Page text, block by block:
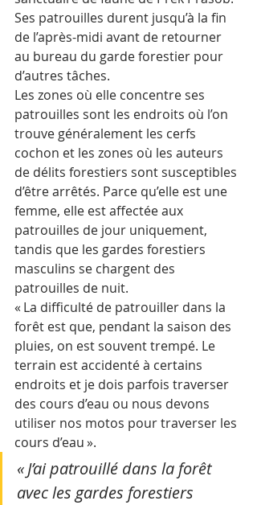
Ses patrouilles durent jusqu’à la fin
de l’après-midi avant de retourner
au bureau du garde forestier pour
d’autres tâches.
Les zones où elle concentre ses
patrouilles sont les endroits où l’on
trouve généralement les cerfs
cochon et les zones où les auteurs
de délits forestiers sont susceptibles
d’être arrêtés. Parce qu’elle est une
femme, elle est affectée aux
patrouilles de jour uniquement,
tandis que les gardes forestiers
masculins se chargent des
patrouilles de nuit.
« La difficulté de patrouiller dans la
forêt est que, pendant la saison des
pluies, on est souvent trempé. Le
terrain est accidenté à certains
endroits et je dois parfois traverser
des cours d’eau ou nous devons
utiliser nos motos pour traverser les
cours d’eau ».
« J’ai patrouillé dans la forêt
avec les gardes forestiers